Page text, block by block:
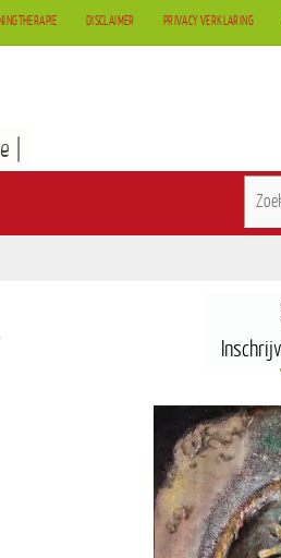
DISCLAIMER PRIVACY VERKLARING
|